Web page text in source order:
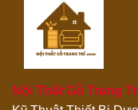
Nội Thất Gỗ Trang